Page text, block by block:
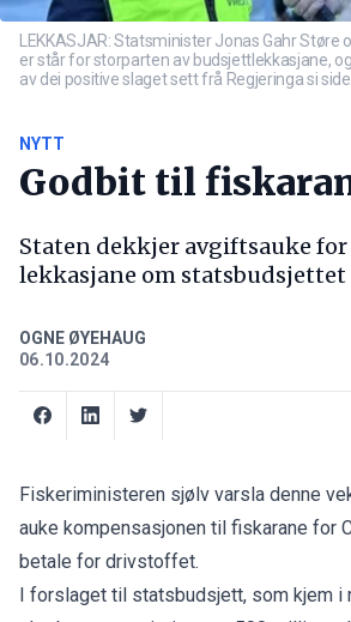
LEKKASJAR: Statsminister Jonas Gahr
er står for storparten av budsjettlekkasjane,
av dei positive slaget sett frå Regjeringa si
NYTT
Godbit til
Staten dekkjer avgiftsauke for
lekkasjane om statsbudsjettet
OGNE ØYEHAUG
06.10.2024
Fiskeriministeren sjølv varsla denne
auke kompensasjonen til fiskarane for
betale for drivstoffet.
I forslaget til statsbudsjett, som kjem i